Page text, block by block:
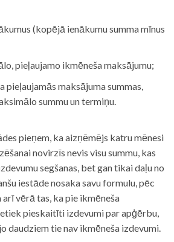
(kopējā ienākumu summa mīnus
pieļaujamo ikmēneša maksājumu;
pieļaujamās maksājuma summas,
summu un termiņu.
pieņem, ka aizņēmējs katru mēnesi
novirzīs nevis visu summu, kas
segšanas, bet gan tikai daļu no
iestāde nosaka savu formulu, pēc
vērā tas, ka pie ikmēneša
pieskaitīti izdevumi par apģērbu,
daudziem tie nav ikmēneša izdevumi.